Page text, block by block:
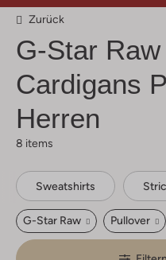
Zurück
G-Star Raw
Cardigans
Herren
8 items
Sweatshirts
G-Star Raw Pullover